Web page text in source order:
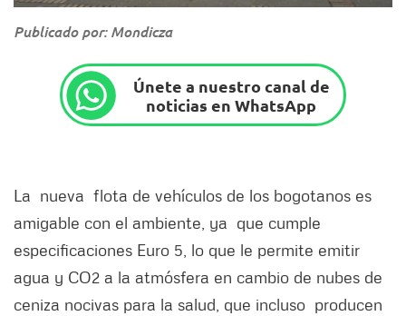
Publicado por: Mondicza
Únete a nuestro canal de
noticias en WhatsApp
La nueva flota de vehículos de los bogotanos es
amigable con el ambiente, ya que cumple
especificaciones Euro 5, lo que le permite emitir
agua y CO2 a la atmósfera en cambio de nubes de
ceniza nocivas para la salud, que incluso producen